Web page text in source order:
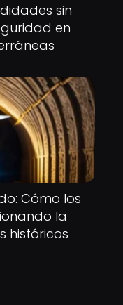
sin
en
Cómo los
la
históricos